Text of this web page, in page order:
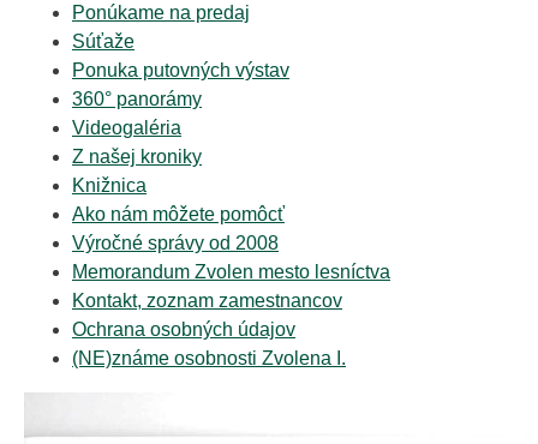
Ponúkame na predaj
Súťaže
Ponuka putovných výstav
360° panorámy
Videogaléria
Z našej kroniky
Knižnica
Ako nám môžete pomôcť
Výročné správy od 2008
Memorandum Zvolen mesto lesníctva
Kontakt, zoznam zamestnancov
Ochrana osobných údajov
(NE)známe osobnosti Zvolena I.